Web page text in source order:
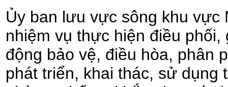
Ủy ban lưu vực sông khu vực
nhiệm vụ thực hiện điều phối,
động bảo vệ, điều hòa, phân
phát triển, khai thác, sử dụng